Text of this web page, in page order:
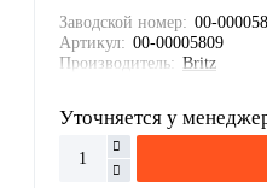
Заводской номер: 00-
Артикул: 00-00005809
Производитель: Britz
Уточняется у